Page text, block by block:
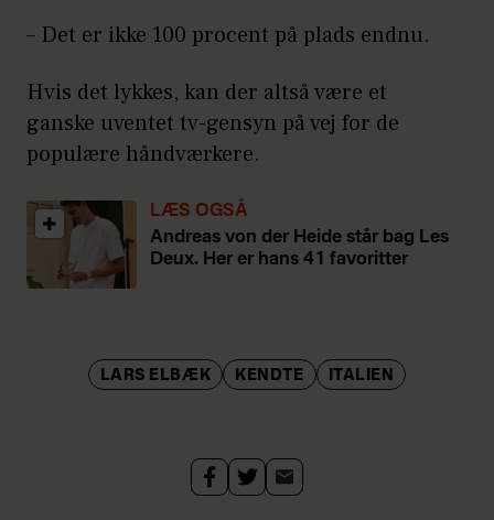
– Det er ikke 100 procent på plads endnu.
Hvis det lykkes, kan der altså være et
ganske uventet tv-gensyn på vej for de
populære håndværkere.
LÆS OGSÅ
Andreas von der Heide står bag Les
Deux. Her er hans 41 favoritter
LARS ELBÆK KENDTE ITALIEN